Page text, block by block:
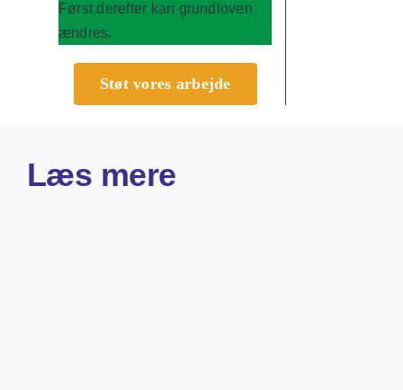
Først derefter kan grundloven
ændres.
Støt vores arbejde
Læs mere